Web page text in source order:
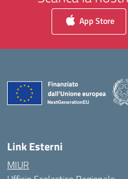
App Store
Link Esterni
MIUR